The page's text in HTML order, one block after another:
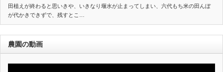
田植えが終わると思いきや、いきなり堰水が止まってしまい、六代もち米の田んぼ
が代かきできずで、残すとこ…
農園の動画